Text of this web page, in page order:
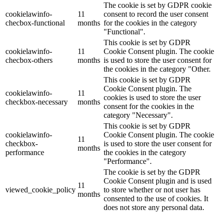
cookielawinfo-
checbox-functional
11
months
The cookie is set by GDPR cookie
consent to record the user consent
for the cookies in the category
"Functional".
cookielawinfo-
checbox-others
11
months
This cookie is set by GDPR
Cookie Consent plugin. The cookie
is used to store the user consent for
the cookies in the category "Other.
cookielawinfo-
checkbox-necessary
11
months
This cookie is set by GDPR
Cookie Consent plugin. The
cookies is used to store the user
consent for the cookies in the
category "Necessary".
cookielawinfo-
checkbox-
performance
11
months
This cookie is set by GDPR
Cookie Consent plugin. The cookie
is used to store the user consent for
the cookies in the category
"Performance".
viewed_cookie_policy
11
months
The cookie is set by the GDPR
Cookie Consent plugin and is used
to store whether or not user has
consented to the use of cookies. It
does not store any personal data.